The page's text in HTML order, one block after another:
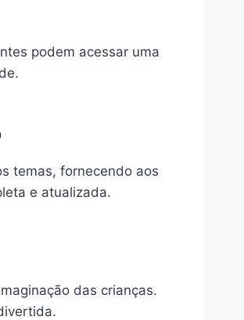
podem acessar uma
temas, fornecendo aos
e atualizada.
das crianças.